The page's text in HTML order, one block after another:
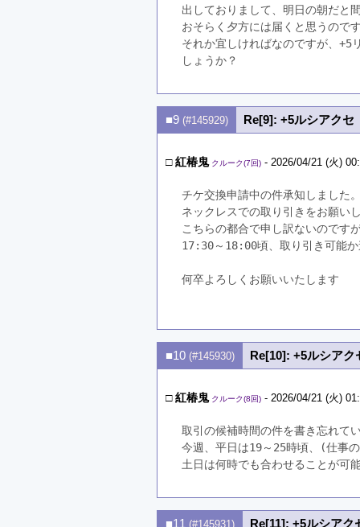
出しておりまして、明日の朝だと
おそらく夕方には届くと思うので
それか宜しければなのですが、+5
しょうか？
■9 (#145929) Re[9]: +5ルシアク
□紅椿鬼 クルーク(7回) - 2026/04/21 (火)
チケ交換申請中の件承知しました
ネックレスでの取り引きをお願い
こちらの都合で申し訳ないのです
17:30～18:00頃、取り引き可能
何卒よろしくお願いいたします
■10 (#145930) Re[10]: +5ルシア
□紅椿鬼 クルーク(8回) - 2026/04/21 (火)
取引の候補時間の件を書き忘れて
今週、平日は19～25時頃、(仕事
土日は何時でも合わせることが可
■11 (#145931) Re[11]: +5ルシア